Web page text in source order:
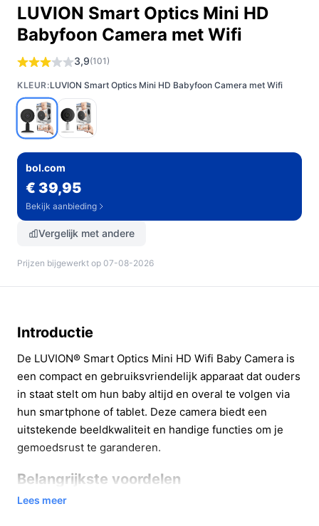
LUVION Smart Optics Mini HD
Babyfoon Camera met Wifi
3,9(101)
KLEUR:LUVION Smart Optics Mini HD Babyfoon Camera met Wifi
bol.com
€ 39,95
Bekijk aanbieding
Vergelijk met andere
Prijzen bijgewerkt op 07-08-2026
Introductie
De LUVION® Smart Optics Mini HD Wifi Baby Camera is
een compact en gebruiksvriendelijk apparaat dat ouders
in staat stelt om hun baby altijd en overal te volgen via
hun smartphone of tablet. Deze camera biedt een
uitstekende beeldkwaliteit en handige functies om je
gemoedsrust te garanderen.
Belangrijkste voordelen
Met de LUVION® Smart Optics Mini HD Wifi Baby
Lees meer